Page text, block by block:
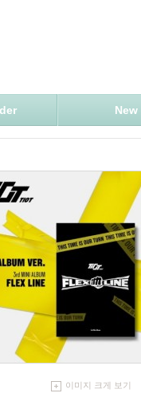
New
이미지 크게 보기